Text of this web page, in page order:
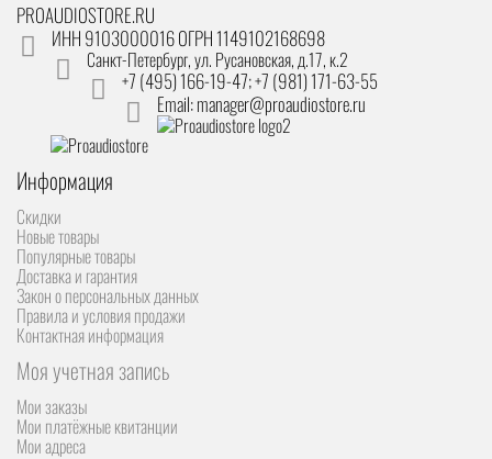
PROAUDIOSTORE.RU
ИНН 9103000016 ОГРН 1149102168698
Санкт-Петербург,ул. Русановская, д.17, к.2
+7 (495) 166-19-47; +7 (981) 171-63-55
Email: manager@proaudiostore.ru
Информация
Скидки
Новые товары
Популярные товары
Доставка и гарантия
Закон о персональных данных
Правила и условия продажи
Контактная информация
Моя учетная запись
Мои заказы
Мои платёжные квитанции
Мои адреса